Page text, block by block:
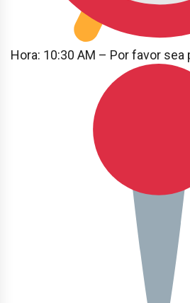
Hora: 10:30 AM – Por favor sea